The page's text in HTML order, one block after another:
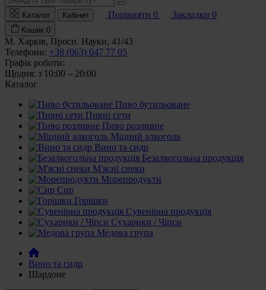
Каталог Кабінет Порівняти 0 Закладки 0
Кошик 0
М. Харків, Просп. Науки, 41/43
Телефони: +38 (063) 047 77 05
Графік роботи:
Щодня: з 10:00 – 20:00
Каталог
Пиво бутильоване
Пивні сети
Пиво розливне
Міцний алкоголь
Вино та сидр
Безалкогольна продукція
М'ясні снеки
Морепродукти
Сир
Горішки
Сувенірна продукція
Сухарики / Чіпси
Медова група
Вино та сидр
Шардоне